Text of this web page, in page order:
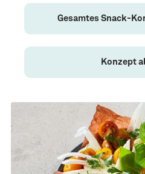
Gesamtes Snack-
Konzept